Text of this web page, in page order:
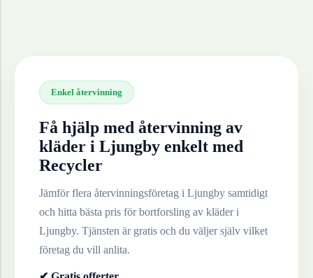
Enkel återvinning
Få hjälp med återvinning av
kläder i Ljungby enkelt med
Recycler
Jämför flera återvinningsföretag i Ljungby samtidigt
och hitta bästa pris för bortforsling av kläderi
Ljungby. Tjänsten är gratis och du väljer själv vilket
företag du vill anlita.